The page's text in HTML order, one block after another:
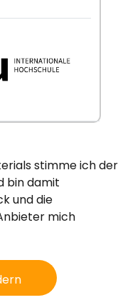
stimme ich der
bin damit
und die
mich